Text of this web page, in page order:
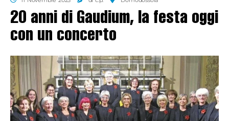
20 anni di Gaudium, la festa oggi
con un concerto